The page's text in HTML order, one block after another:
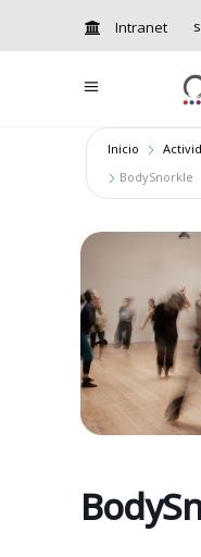
Intranet
Inicio
BodySnorkle